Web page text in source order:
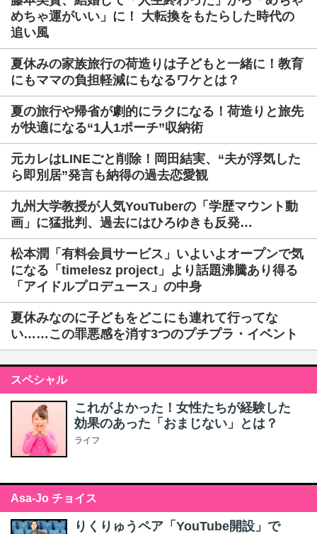
めちゃ運がいい」に！ 大転換をもたらした時代の
追い風
夏休みの家族旅行の荷造りは子どもと一緒に！教育
にもママの負担軽減にもなるワケとは？
夏の旅行や帰省が劇的にラクになる！荷造りと旅先
が快適になる“1人1ポーチ”収納術
元カレはLINEごと削除！岡田結実、“夫が浮気した
ら即別居”発言も納得の過去恋愛観
九州大学教授が人気YouTuberの「学歴マウント動
画」に猛批判、過去にはひろゆきも反発…
松本潤「有料会員サービス」いよいよオープンで気
になる「timelesz project」より話題沸騰あり得る
「アイドルプロデュース」の中身
夏休みなのに子どもをどこにも連れて行ってな
い……この罪悪感を消す3つのプチプラ・イベント
スペシャル
これがよかった！女性たちが経験した
効果のあった「おまじない」とは？
ライフ
Asa-Jo チョイス
りくりゅうペア「YouTube開設」で